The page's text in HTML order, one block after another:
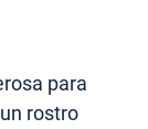
para
rostro